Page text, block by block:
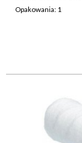
Opakowania: 1